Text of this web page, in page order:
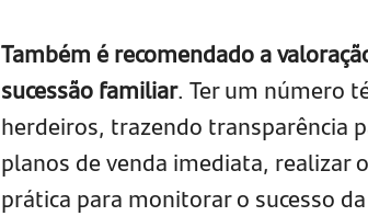
Também é recomendado a
sucessão familiar. Ter um número
herdeiros, trazendo transparência
planos de venda imediata, realizar
prática para monitorar o sucesso